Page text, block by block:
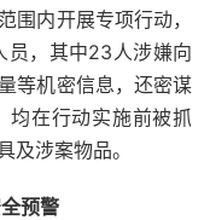
围内开展专项行动，
员，其中23人涉嫌向
等机密信息，还密谋
均在行动实施前被抓
及涉案物品。
预警